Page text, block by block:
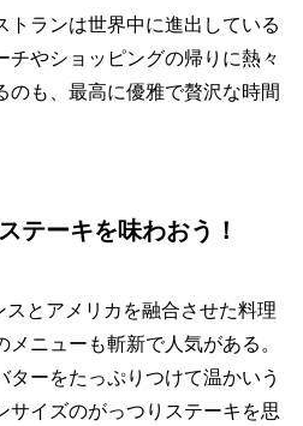
トランは世界中に進出している
チやショッピングの帰りに熱々
のも、最高に優雅で贅沢な時間
テーキを味わおう！
とアメリカを融合させた料理
ニューも斬新で人気がある。
ターをたっぷりつけて温かいう
サイズのがっつりステーキを思